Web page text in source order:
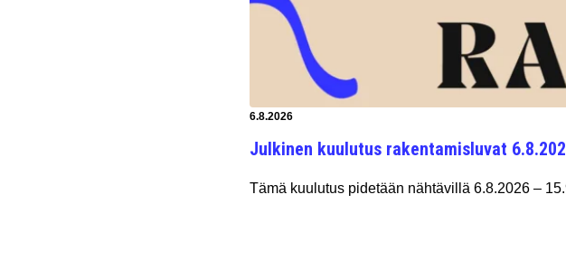
Artikkeli luotu:
6.8.2026
Julkinen kuulutus rakentamisluvat
Tämä kuulutus pidetään nähtävillä 6.8.2026 –